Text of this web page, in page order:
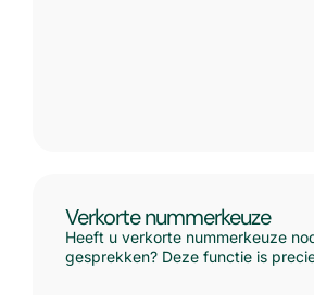
Verkorte nummerkeuze
Heeft u verkorte nummerkeuze
gesprekken? Deze functie is